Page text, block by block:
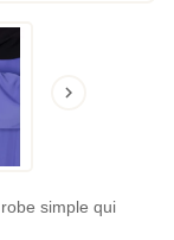

simple qui